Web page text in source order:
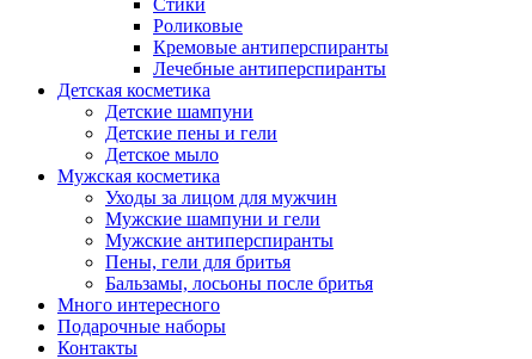
Роликовые
Кремовые антиперспиранты
Лечебные антиперспиранты
Детская косметика
Детские шампуни
Детские пены и гели
Детское мыло
Мужская косметика
Уходы за лицом для мужчин
Мужские шампуни и гели
Мужские антиперспиранты
Пены, гели для бритья
Бальзамы, лосьоны после бритья
Много интересного
Подарочные наборы
Контакты